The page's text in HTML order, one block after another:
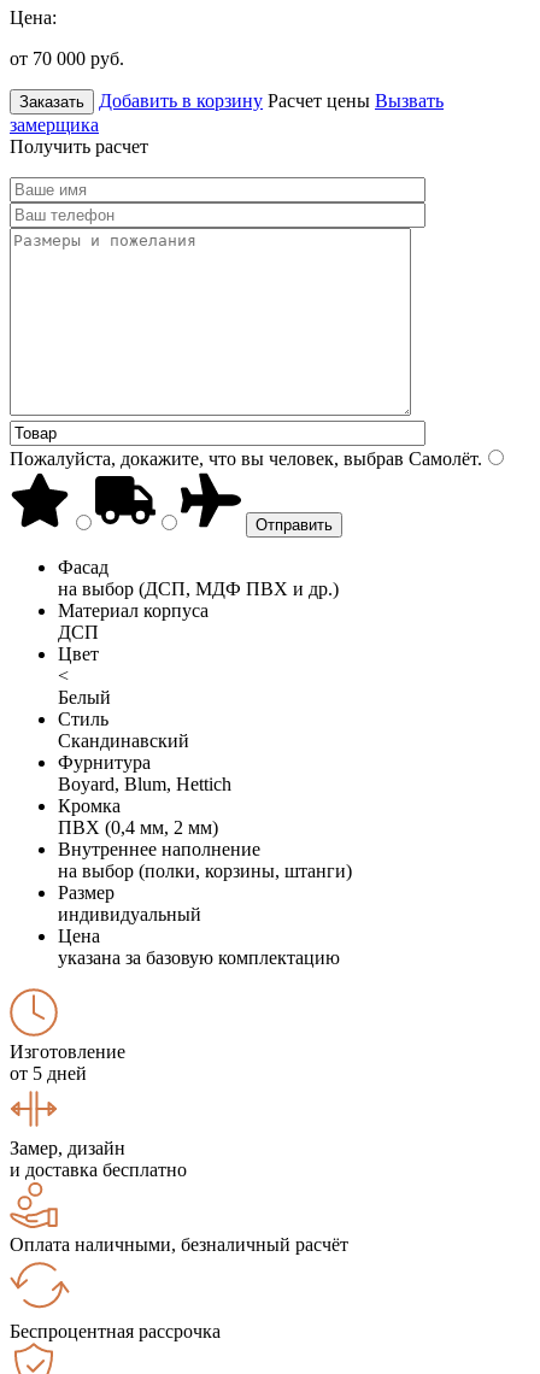
Цена:
от 70 000 руб.
Заказать Добавить в корзину Расчет цены Вызвать
замерщика
Получить расчет
Пожалуйста, докажите, что вы человек, выбрав Самолёт.
Фасад
на выбор (ДСП, МДФ ПВХ и др.)
Материал корпуса
ДСП
Цвет
<
Белый
Стиль
Скандинавский
Фурнитура
Boyard, Blum, Hettich
Кромка
ПВХ (0,4 мм, 2 мм)
Внутреннее наполнение
на выбор (полки, корзины, штанги)
Размер
индивидуальный
Цена
указана за базовую комплектацию
Изготовление
от 5 дней
Замер, дизайн
и доставка бесплатно
Оплата наличными, безналичный расчёт
Беспроцентная рассрочка